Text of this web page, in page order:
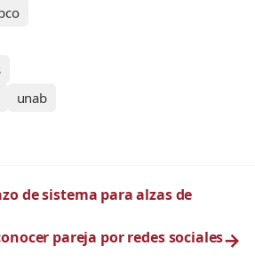
unab
de sistema para alzas de
pareja por redes sociales→